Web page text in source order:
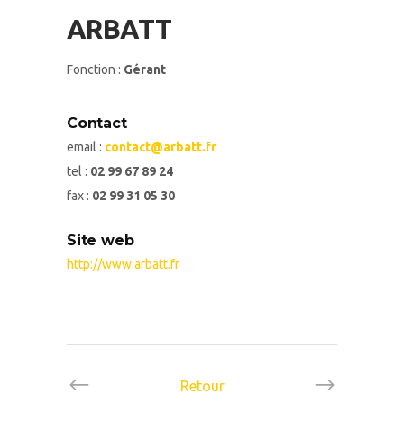
ARBATT
Fonction : Gérant
Contact
email : contact@arbatt.fr
tel : 02 99 67 89 24
fax : 02 99 31 05 30
Site web
http://www.arbatt.fr
Retour